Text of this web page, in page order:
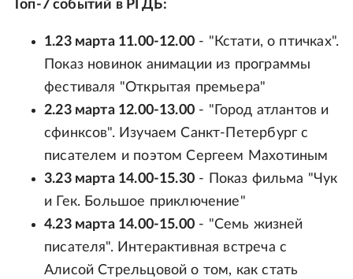
Топ-7 событий в РГДБ:
1.23 марта 11.00-12.00- "Кстати, о птичках".
Показ новинок анимации из программы
фестиваля "Открытая премьера"
2.23 марта 12.00-13.00- "Город атлантов и
сфинксов". Изучаем Санкт-Петербург с
писателем и поэтом Сергеем Махотиным
3.23 марта 14.00-15.30- Показ фильма "Чук
и Гек. Большое приключение"
4.23 марта 14.00-15.00- "Семь жизней
писателя". Интерактивная встреча с
Алисой Стрельцовой о том, как стать